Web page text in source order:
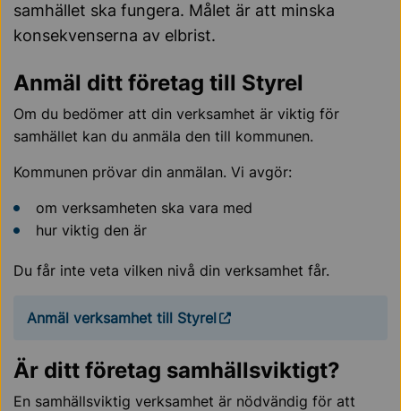
samhället ska fungera. Målet är att minska
konsekvenserna av elbrist.
Anmäl ditt företag till Styrel
Om du bedömer att din verksamhet är viktig för
samhället kan du anmäla den till kommunen.
Kommunen prövar din anmälan. Vi avgör:
om verksamheten ska vara med
hur viktig den är
Du får inte veta vilken nivå din verksamhet får.
Anmäl verksamhet till Styrel
Är ditt företag samhällsviktigt?
En samhällsviktig verksamhet är nödvändig för att